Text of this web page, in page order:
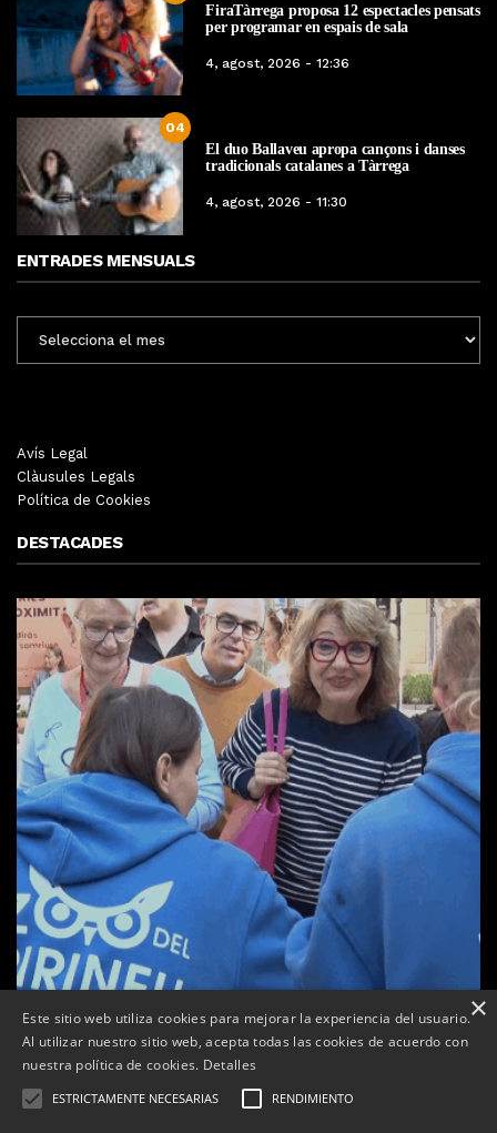
FiraTàrrega proposa 12 espectacles pensats
per programar en espais de sala
4, agost, 2026 - 12:36
04
El duo Ballaveu apropa cançons i danses
tradicionals catalanes a Tàrrega
4, agost, 2026 - 11:30
ENTRADES MENSUALS
MENSUALS
Avís Legal
Clàusules Legals
Política de Cookies
DESTACADES
Tàrrega celebra la 25a Fira del Medi Ambient
Per Tàrrega Televisió 18, octubre, 2025 - 12:26
×
Este sitio web utiliza cookies para mejorar la experiencia del usuario.
Al utilizar nuestro sitio web, acepta todas las cookies de acuerdo con
nuestra política de cookies. Detalles
ESTRICTAMENTE NECESARIAS RENDIMIENTO